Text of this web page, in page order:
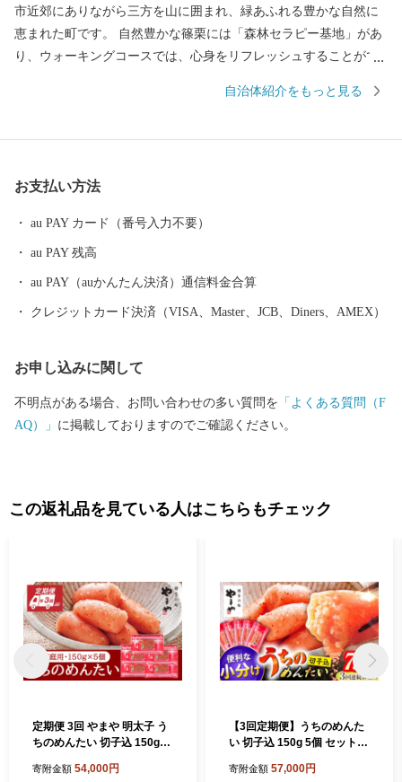
市近郊にありながら三方を山に囲まれ、緑あふれる豊かな自然に
恵まれた町です。 自然豊かな篠栗には「森林セラピー基地」があ
り、ウォーキングコースでは、心身をリフレッシュすることがで
の二又｣や｢大和の大杉｣などの巨樹・巨木が点在する大和の森に、
（都市高速利用時）、JRでおよそ20分と通勤・通学にも便利な町
自治体紹介をもっと見る
お支払い方法
au PAY カード（番号入力不要）
au PAY 残高
au PAY（auかんたん決済）通信料金合算
クレジットカード決済（VISA、Master、JCB、Diners、AMEX）
お申し込みに関して
不明点がある場合、お問い合わせの多い質問を 「よくある質問（F
AQ）」 に掲載しておりますのでご確認ください。
この返礼品を見ている人はこちらもチェック
定期便 3回 やまや 明太子 う
ちのめんたい 切子込 150g×5
類
寄附金額 54,000円
【3回定期便】うちのめんた
い 切子込 150g 5個 セット
博多 福岡 冷凍 広川町 / 株式
寄附金額 57,000円